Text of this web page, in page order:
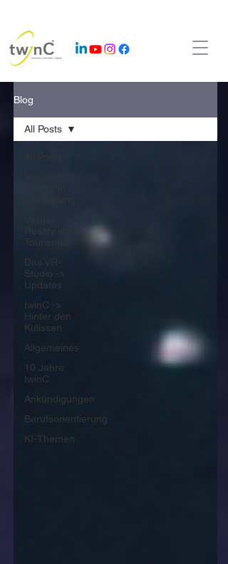
Blog
Tourismus
Das VR-
Studio ->
Updates
twinC ->
Hinter den
Kulissen
Allgemeines
10 Jahre
twinC
Ankündigungen
Berufsorientierung
KI-Themen
All Posts